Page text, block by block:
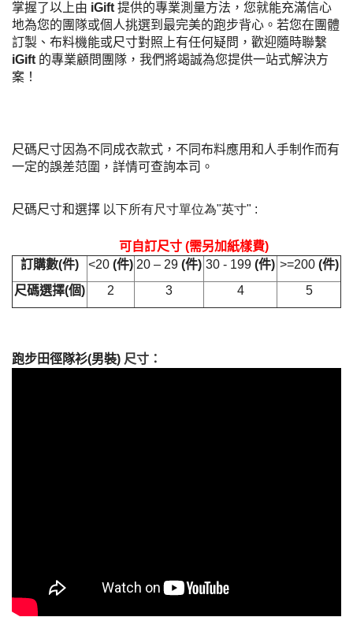
掌握了以上由 iGift 提供的專業測量方法，您就能充滿信心
地為您的團隊或個人挑選到最完美的跑步背心。若您在團體
訂製、布料機能或尺寸對照上有任何疑問，歡迎隨時聯繫
iGift 的專業顧問團隊，我們將竭誠為您提供一站式解決方
案！
尺碼尺寸因為不同成衣款式，不同布料應用和人手制作而有
一定的誤差范圍，詳情可查詢本司。
尺碼尺寸和選擇 以下所有尺寸單位為"英寸" :
可自訂尺寸 (需另加紙樣費)
訂購數(件) <20 (件) 20 – 29 (件) 30 - 199 (件) >=200 (件)
尺碼選擇(個) 2 3 4 5
跑步田徑隊衫(男裝) 尺寸：